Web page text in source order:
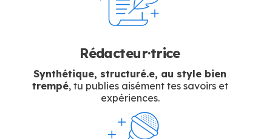
Rédacteur·trice
Synthétique, structuré.e, au style bien
trempé, tu publies aisément tes savoirs et
expériences.